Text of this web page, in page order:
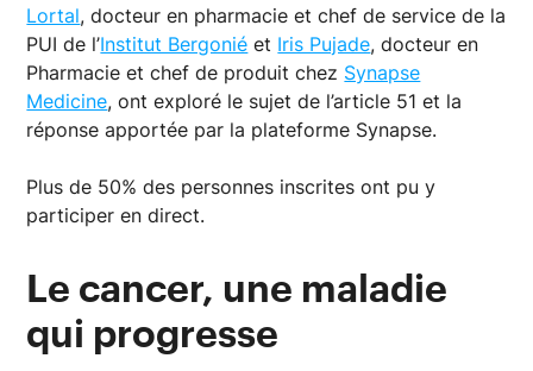
Lortal, docteur en pharmacie et chef de service de la
PUI de l’Institut Bergonié et Iris Pujade, docteur en
Pharmacie et chef de produit chez Synapse
Medicine, ont exploré le sujet de l’article 51 et la
réponse apportée par la plateforme Synapse.
Plus de 50% des personnes inscrites ont pu y
participer en direct.
Le cancer, une maladie
qui progresse